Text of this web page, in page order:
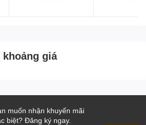
giá
muốn nhận khuyến mãi
biệt? Đăng ký ngay.